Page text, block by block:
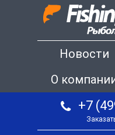
Новости
О
+7